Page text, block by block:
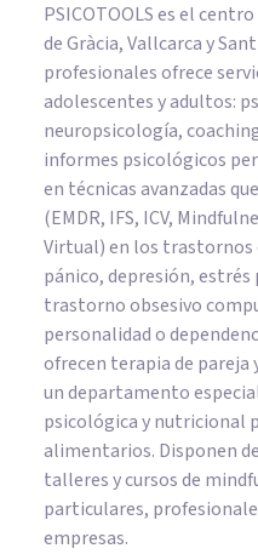
PSICOTOOLS es el
de Gràcia, Vallcarca y
profesionales ofrece
adolescentes y adultos:
neuropsicología,
informes psicológicos
en técnicas avanzadas
(EMDR, IFS, ICV,
Virtual) en los trastornos
pánico, depresión,
trastorno obsesivo
personalidad o
ofrecen terapia de pareja
un departamento
psicológica y nutricional
alimentarios. Disponen
talleres y cursos de
particulares,
empresas.